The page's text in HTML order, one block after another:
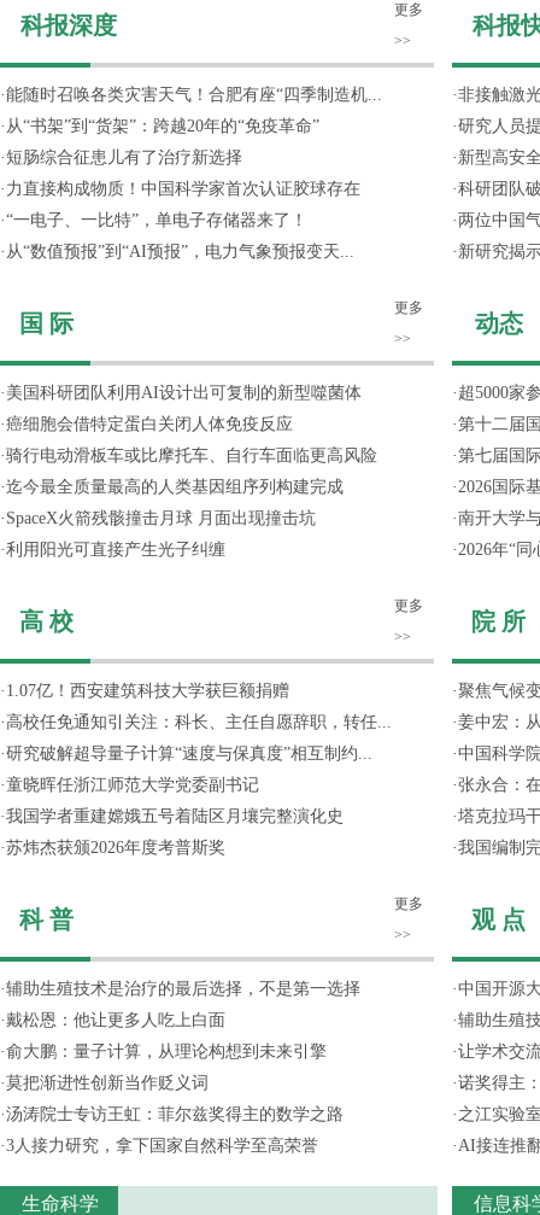
科报深度
更多
>>
·能随时召唤各类灾害天气！合肥有座“四季制造机...
· 从“书架”到“货架”：跨越20年的“免疫革命”
· 短肠综合征患儿有了治疗新选择
· 力直接构成物质！中国科学家首次认证胶球存在
·“一电子、一比特”，单电子存储器来了！
· 从“数值预报”到“AI预报”，电力气象预报变天...
国 际
更多
>>
· 美国科研团队利用AI设计出可复制的新型噬菌体
·癌细胞会借特定蛋白关闭人体免疫反应
·骑行电动滑板车或比摩托车、自行车面临更高风险
·迄今最全质量最高的人类基因组序列构建完成
· SpaceX火箭残骸撞击月球 月面出现撞击坑
·利用阳光可直接产生光子纠缠
高 校
更多
>>
· 1.07亿！西安建筑科技大学获巨额捐赠
· 高校任免通知引关注：科长、主任自愿辞职，转任...
·研究破解超导量子计算“速度与保真度”相互制约...
·童晓晖任浙江师范大学党委副书记
·我国学者重建嫦娥五号着陆区月壤完整演化史
·苏炜杰获颁2026年度考普斯奖
科 普
更多
>>
·辅助生殖技术是治疗的最后选择，不是第一选择
·戴松恩：他让更多人吃上白面
·俞大鹏：量子计算，从理论构想到未来引擎
·莫把渐进性创新当作贬义词
·汤涛院士专访王虹：菲尔兹奖得主的数学之路
·3人接力研究，拿下国家自然科学至高荣誉
生命科学
科报
·非接触激
·研究人员
· 新型高安
·科研团队
· 两位中国
· 新研究揭
动态
· 超5000家
·第十二届
·第七届国
·2026国际
·南开大学
·2026年“
院 所
·聚焦气候
·姜中宏：
·中国科学
·张永合：
·塔克拉玛
·我国编制
观 点
·中国开源
·辅助生殖
·让学术交
·诺奖得主
· 之江实验
·AI接连推
信息科